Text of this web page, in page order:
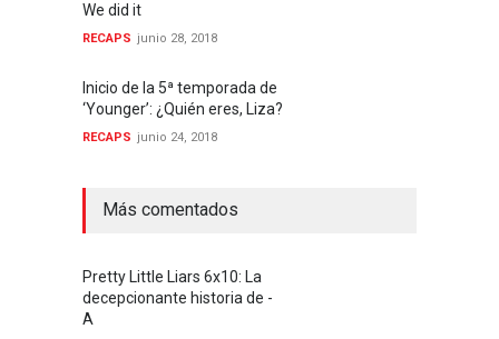
We did it
RECAPS junio 28, 2018
Inicio de la 5ª temporada de
‘Younger’: ¿Quién eres, Liza?
RECAPS junio 24, 2018
Más comentados
Pretty Little Liars 6x10: La
decepcionante historia de -
A